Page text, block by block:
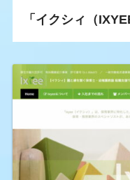
「イクシィ（